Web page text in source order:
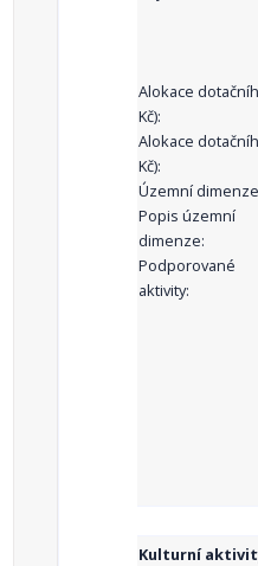
Alokace
Kč):
Alokace
Kč):
Územní
Popis územní
dimenze:
Podporované
aktivity:
Kulturní